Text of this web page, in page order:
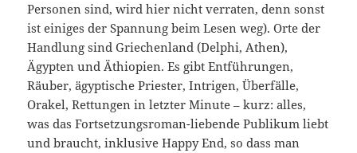
Personen sind, wird hier nicht verraten, denn sonst
ist einiges der Spannung beim Lesen weg). Orte der
Handlung sind Griechenland (Delphi, Athen),
Ägypten und Äthiopien. Es gibt Entführungen,
Räuber, ägyptische Priester, Intrigen, Überfälle,
Orakel, Rettungen in letzter Minute – kurz: alles,
was das Fortsetzungsroman-liebende Publikum liebt
und braucht, inklusive Happy End, so dass man